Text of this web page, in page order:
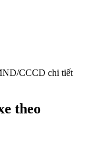
CCCD chi tiết
theo